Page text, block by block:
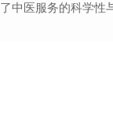
医服务的科学